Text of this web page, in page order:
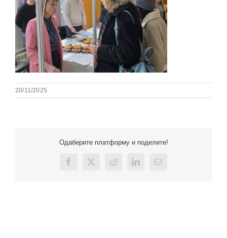
20/11/2025
Одаберите платформу и поделите!
Facebook
X Reddit LinkedInEmail